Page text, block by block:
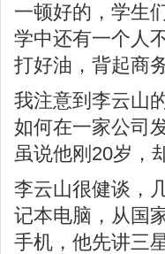
一顿好的，学生
学中还有一个人
打好油，背起商
我注意到李云山
如何在一家公司
虽说他刚20岁，
李云山很健谈，
记本电脑，从国
手机，他先讲三